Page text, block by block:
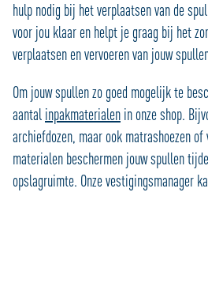
hulp nodig bij het verplaatsen van de
voor jou klaar en helpt je graag bij het
verplaatsen en vervoeren van jouw
Om jouw spullen zo goed mogelijk te
aantal inpakmaterialen in onze shop.
archiefdozen, maar ook matrashoezen of
materialen beschermen jouw spullen
opslagruimte. Onze vestigingsmanager